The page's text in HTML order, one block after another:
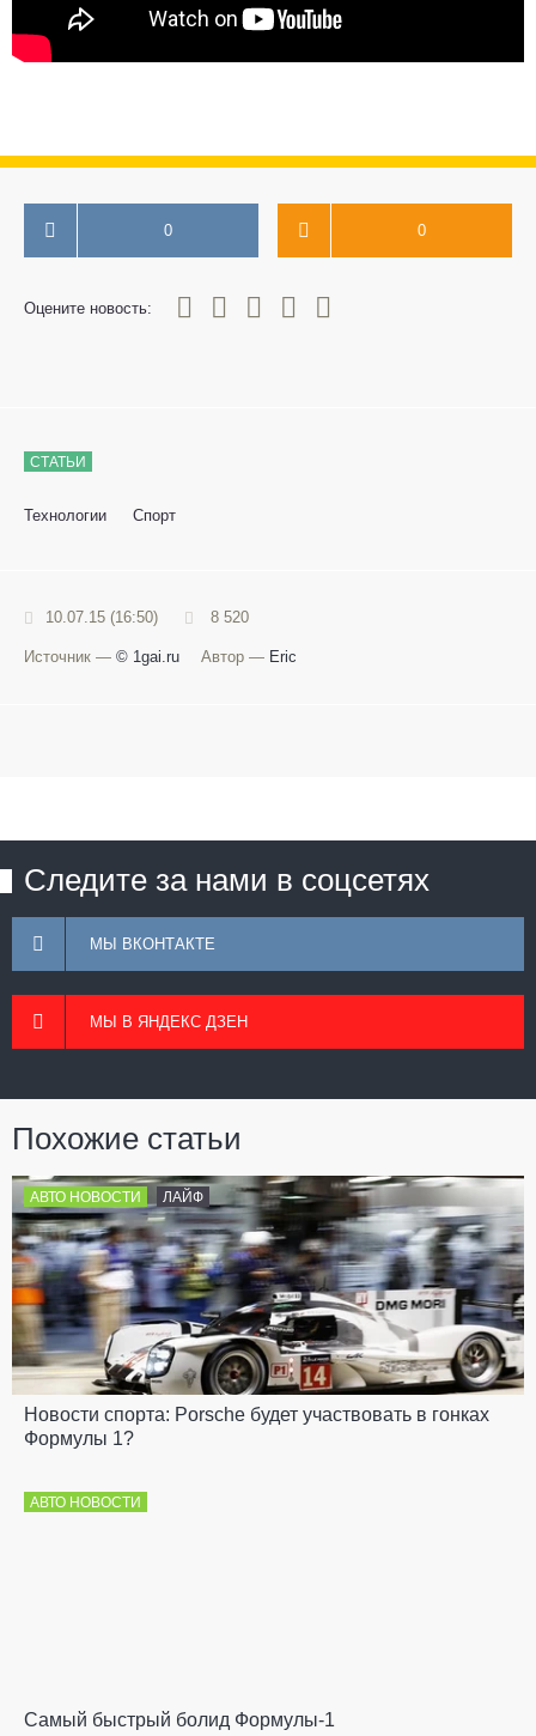
0 0
Оцените новость:
0
1 3 4 5
СТАТЬИ
Технологии Спорт
10.07.15 (16:50) 8 520
Источник — © 1gai.ru Автор — Eric
Следите за нами в соцсетях
МЫ ВКОНТАКТЕ
МЫ В ЯНДЕКС ДЗЕН
Похожие статьи
АВТО НОВОСТИ ЛАЙФ
Новости спорта: Porsche будет участвовать в гонках
Формулы 1?
АВТО НОВОСТИ
Самый быстрый болид Формулы-1